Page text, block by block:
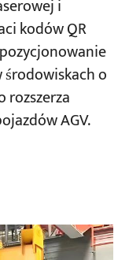
i
kodów QR
o
rozszerza
AGV.